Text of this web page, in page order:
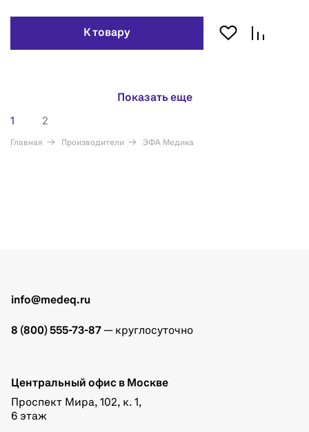
К товару
Показать еще
1 2
Главная Производители ЭФА Медика
info@medeq.ru
8 (800) 555-73-87 — круглосуточно
Центральный офис в Москве
Проспект Мира, 102, к. 1,
6 этаж